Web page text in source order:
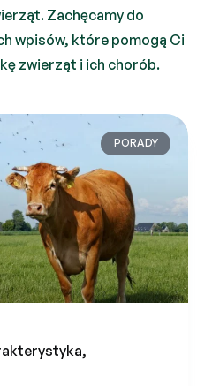
Zachęcamy do
wpisów, które pomogą Ci
zwierząt i ich chorób.
PORADY